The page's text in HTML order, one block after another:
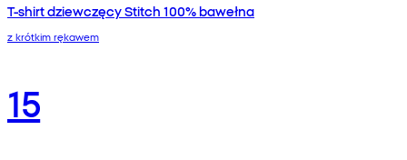
T-shirt dziewczęcy Stitch 100% bawełna
z krótkim rękawem
15